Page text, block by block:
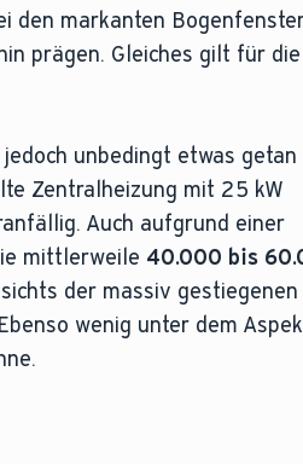
den markanten
prägen. Gleiches gilt für die
unbedingt etwas getan
Zentralheizung mit 25 kW
Auch aufgrund einer
mittlerweile 40.000 bis
der massiv gestiegenen
wenig unter dem